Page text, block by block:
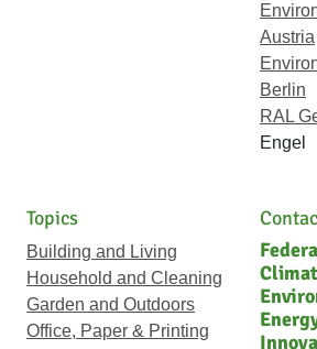
Austria
Berlin
RAL
Engel
Topics
Building and Living
Household and Cleaning
Garden and Outdoors
Office, Paper & Printing